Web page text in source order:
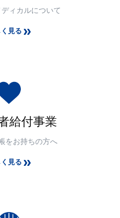
ディカルについて
見る
給付事業
をお持ちの方へ
見る